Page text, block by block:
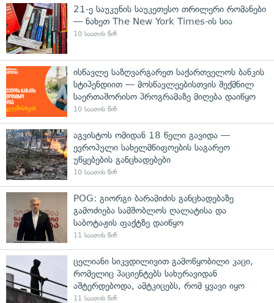
21-ე საუკუნის საუკეთესო თრილერი რომანები
— ნახეთ The New York Times-ის სია
10 საათის წინ
ისწავლე საზღვარგარეთ საქართველოს ბანკის
სტიპენდიით — მოსწავლეებისთვის შექმნილ
საერთაშორისო პროგრამაზე მიღება დაიწყო
10 საათის წინ
აგვისტოს ომიდან 18 წელი გავიდა —
ევროპული სახელმწიფოების საგარეო
უწყებების განცხადებები
10 საათის წინ
POG: გიორგი ბარამიძის განცხადებაზე
გამოძიება სამშობლოს ღალატისა და
საბოტაჟის ფაქტზე დაიწყო
11 საათის წინ
ცელიანი სიკვდილივით გამოწყობილი კაცი,
რომელიც პაციენტებს სახურავიდან
აშტერდებოდა, ამტკიცებს, რომ ყვავი იყო
11 საათის წინ